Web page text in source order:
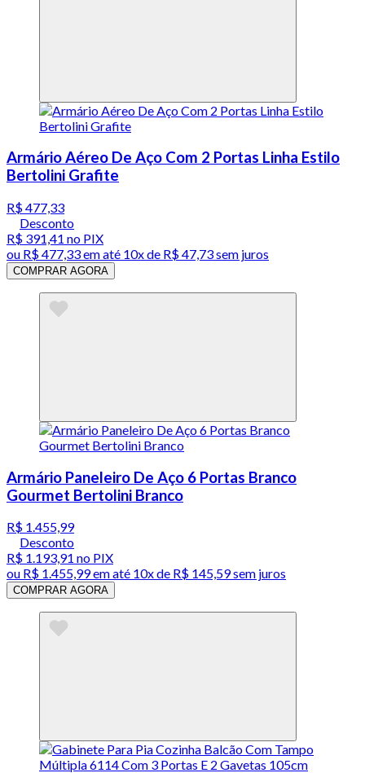
Armário Aéreo De Aço Com 2 Portas Linha Estilo
Bertolini Grafite
R$ 477,33
Desconto
R$ 391,41 no PIX
ou R$ 477,33em até 10x de R$ 47,73 sem juros
COMPRAR AGORA
Armário Paneleiro De Aço 6 Portas Branco
Gourmet Bertolini Branco
R$ 1.455,99
Desconto
R$ 1.193,91 no PIX
ou R$ 1.455,99em até 10x de R$ 145,59 sem juros
COMPRAR AGORA